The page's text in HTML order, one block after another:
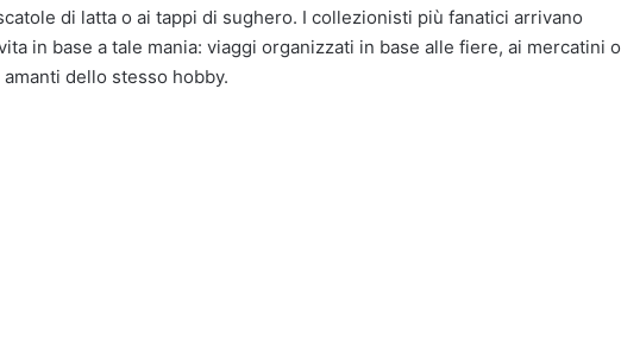
di latta o ai tappi di sughero. I collezionisti più fanatici arrivano
in base a tale mania: viaggi organizzati in base alle fiere, ai mercatini o
dello stesso hobby.